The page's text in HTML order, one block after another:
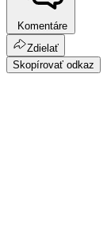
Komentáre
Zdielať
Skopírovať odkaz